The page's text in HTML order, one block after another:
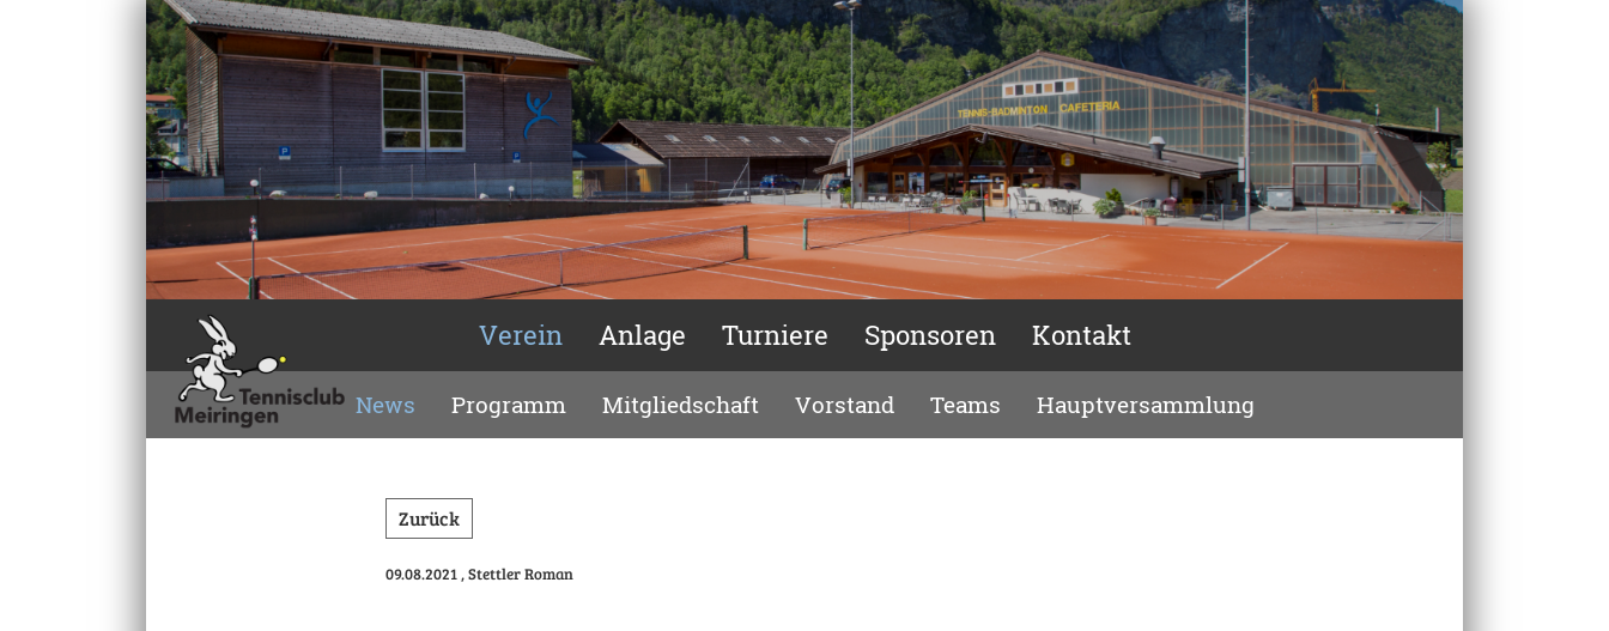
Verein Anlage Turniere Sponsoren Kontakt
News Programm Mitgliedschaft Vorstand Teams Hauptversammlung
Zurück
09.08.2021, Stettler Roman